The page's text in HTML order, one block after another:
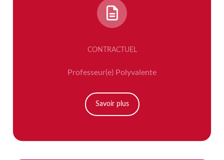
CONTRACTUEL
Professeur(e) Polyvalente
Savoir plus